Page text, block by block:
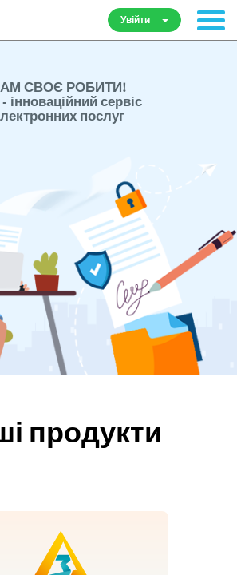
Увійти
СВОЄ РОБИТИ!
- інноваційний сервіс
послуг
продукти